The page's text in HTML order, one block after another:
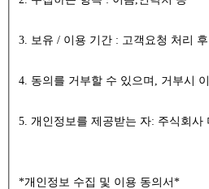
3. 보유 / 이용 기간 : 고객요청 처리 후
4. 동의를 거부할 수 있으며, 거부시
5. 개인정보를 제공받는 자: 주식회사
*개인정보 수집 및 이용 동의서*